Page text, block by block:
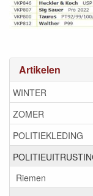
Artikelen
WINTER
ZOMER
POLITIEKLEDING
Riemen